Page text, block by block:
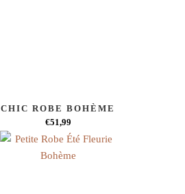
CHIC ROBE BOHÈME
€51,99